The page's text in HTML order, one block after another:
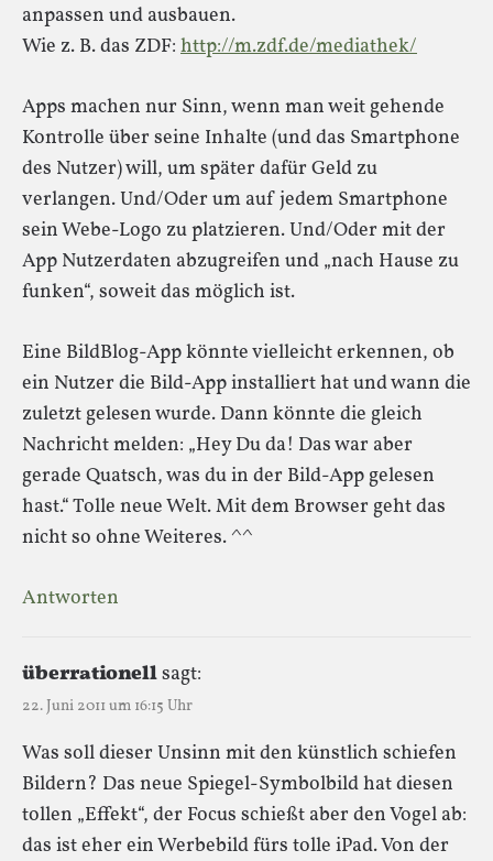
anpassen und ausbauen.
Wie z. B. das ZDF: http://m.zdf.de/mediathek/
Apps machen nur Sinn, wenn man weit gehende
Kontrolle über seine Inhalte (und das Smartphone
des Nutzer) will, um später dafür Geld zu
verlangen. Und/Oder um auf jedem Smartphone
sein Webe-Logo zu platzieren. Und/Oder mit der
App Nutzerdaten abzugreifen und „nach Hause zu
funken“, soweit das möglich ist.
Eine BildBlog-App könnte vielleicht erkennen, ob
ein Nutzer die Bild-App installiert hat und wann die
zuletzt gelesen wurde. Dann könnte die gleich
Nachricht melden: „Hey Du da! Das war aber
gerade Quatsch, was du in der Bild-App gelesen
hast.“ Tolle neue Welt. Mit dem Browser geht das
nicht so ohne Weiteres. ^^
Antworten
überrationellsagt:
22. Juni 2011 um 16:15 Uhr
Was soll dieser Unsinn mit den künstlich schiefen
Bildern? Das neue Spiegel-Symbolbild hat diesen
tollen „Effekt“, der Focus schießt aber den Vogel ab:
das ist eher ein Werbebild fürs tolle iPad. Von der